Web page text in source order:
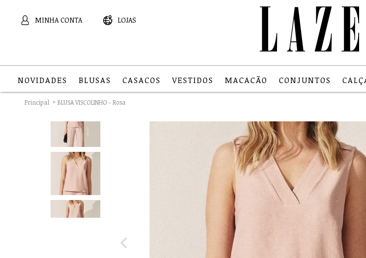
MINHA CONTA LOJAS
NOVIDADES BLUSAS CASACOS VESTIDOS MACACÃO CONJUNTOS
Principal BLUSA VISCOLINHO - Rosa